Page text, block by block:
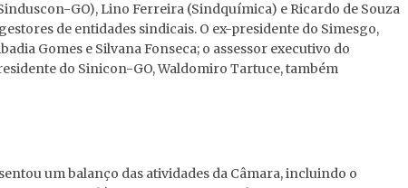
GO), Lino Ferreira (Sindquímica) e Ricardo de Souza
de entidades sindicais. O ex-presidente do Simesgo,
Gomes e Silvana Fonseca; o assessor executivo do
do Sinicon-GO, Waldomiro Tartuce, também
um balanço das atividades da Câmara, incluindo o